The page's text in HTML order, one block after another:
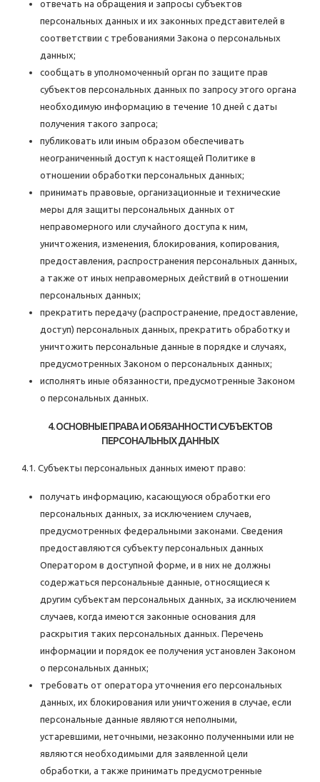
отвечать на обращения и запросы субъектов
персональных данных и их законных представителей в
соответствии с требованиями Закона о персональных
данных;
сообщать в уполномоченный орган по защите прав
субъектов персональных данных по запросу этого органа
необходимую информацию в течение 10 дней с даты
получения такого запроса;
публиковать или иным образом обеспечивать
неограниченный доступ к настоящей Политике в
отношении обработки персональных данных;
принимать правовые, организационные и технические
меры для защиты персональных данных от
неправомерного или случайного доступа к ним,
уничтожения, изменения, блокирования, копирования,
предоставления, распространения персональных данных,
а также от иных неправомерных действий в отношении
персональных данных;
прекратить передачу (распространение, предоставление,
доступ) персональных данных, прекратить обработку и
уничтожить персональные данные в порядке и случаях,
предусмотренных Законом о персональных данных;
исполнять иные обязанности, предусмотренные Законом
о персональных данных.
4. ОСНОВНЫЕ ПРАВА И ОБЯЗАННОСТИ СУБЪЕКТОВ
ПЕРСОНАЛЬНЫХ ДАННЫХ
4.1. Субъекты персональных данных имеют право:
получать информацию, касающуюся обработки его
персональных данных, за исключением случаев,
предусмотренных федеральными законами. Сведения
предоставляются субъекту персональных данных
Оператором в доступной форме, и в них не должны
содержаться персональные данные, относящиеся к
другим субъектам персональных данных, за исключением
случаев, когда имеются законные основания для
раскрытия таких персональных данных. Перечень
информации и порядок ее получения установлен Законом
о персональных данных;
требовать от оператора уточнения его персональных
данных, их блокирования или уничтожения в случае, если
персональные данные являются неполными,
устаревшими, неточными, незаконно полученными или не
являются необходимыми для заявленной цели
обработки, а также принимать предусмотренные